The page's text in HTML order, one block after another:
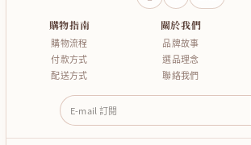
購物指南
購物流程
付款方式
配送方式
關於我們
品牌故事
選品理念
聯絡我們
E-mail 訂閱